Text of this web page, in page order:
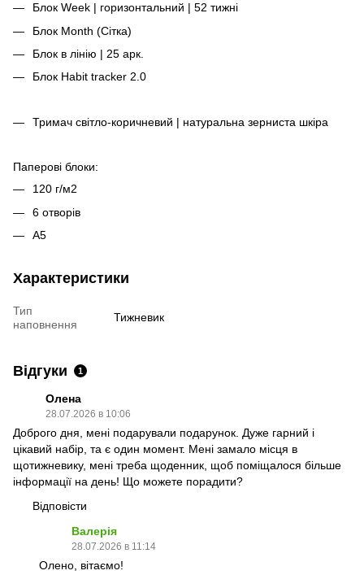
Блок Week | горизонтальний | 52 тижні
Блок Month (Сітка)
Блок в лінію | 25 арк.
Блок Habit tracker 2.0
Тримач світло-коричневий | натуральна зерниста шкіра
Паперові блоки:
120 г/м2
6 отворів
А5
Характеристики
Тип
наповнення
Тижневик
Відгуки 1
Олена
28.07.2026 в 10:06
Доброго дня, мені подарували подарунок. Дуже гарний і
цікавий набір, та є один момент. Мені замало місця в
щотижневику, мені треба щоденник, щоб поміщалося більше
інформації на день! Що можете порадити?
Відповісти
Валерія
28.07.2026 в 11:14
Олено, вітаємо!